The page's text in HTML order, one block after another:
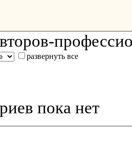
развернуть все
пока нет